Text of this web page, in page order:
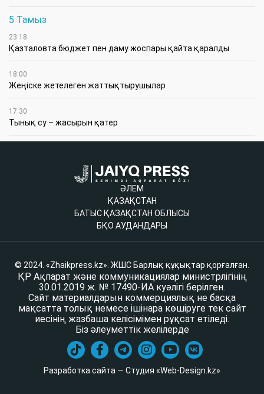
5 Тамыз
23:18
Қазталовта бюджет пен даму жоспары қайта қаралды
18:00
Жеңіске жетелеген жаттықтырушылар
17:30
Тынық су – жасырын қатер
ӘЛЕМ
ҚАЗАҚСТАН
БАТЫС ҚАЗАҚСТАН ОБЛЫСЫ
БҚО АУДАНДАРЫ
© 2024. «Zhaikpress.kz». ЖШС Барлық құқықтар қорғалған.
ҚР Ақпарат және коммуникациялар министрлігінің
30.01.2019 ж. № 17490-ИА куәлігі берілген.
Сайт материалдарын коммерциялық не басқа
мақсатта толық немесе ішінара көшіруге тек сайт
иесінің жазбаша келісімімен рұқсат етіледі.
Біз әлеуметтік желілерде
Разработка сайта — Студия «Web-Design.kz»